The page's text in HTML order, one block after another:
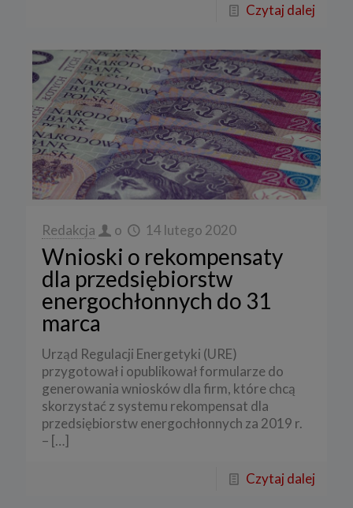
Czytaj dalej
Redakcja o 14 lutego 2020
Wnioski o rekompensaty
dla przedsiębiorstw
energochłonnych do 31
marca
Urząd Regulacji Energetyki (URE)
przygotował i opublikował formularze do
generowania wniosków dla firm, które chcą
skorzystać z systemu rekompensat dla
przedsiębiorstw energochłonnych za 2019 r.
– […]
Czytaj dalej